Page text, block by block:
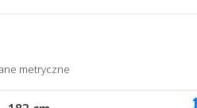
metryczne